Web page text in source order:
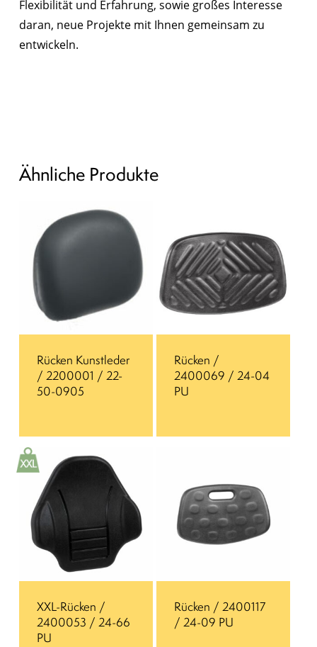
Flexibilität und Erfahrung, sowie großes Interesse
daran, neue Projekte mit Ihnen gemeinsam zu
entwickeln.
Ähnliche Produkte
Rücken Kunstleder
/ 2200001 / 22-
50-0905
Rücken /
2400069 / 24-04
PU
XXL-Rücken /
2400053 / 24-66
PU
Rücken / 2400117
/ 24-09 PU